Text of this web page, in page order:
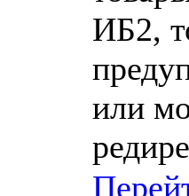
ИБ2,
или